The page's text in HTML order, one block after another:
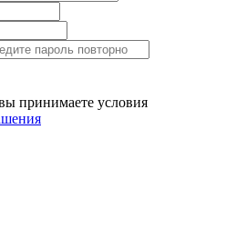
принимаете условия